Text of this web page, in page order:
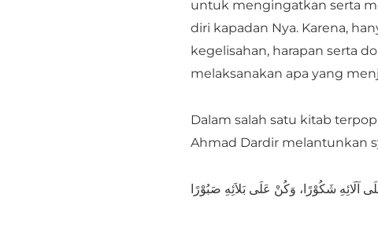
untuk mengingatkan serta
diri kapadan Nya. Karena,
kegelisahan, harapan serta
melaksanakan apa yang
Dalam salah satu kitab
Ahmad Dardir melantunkan
آلَائِهِ شَكُوْرًا، وَكُنْ عَلَى بَلاَئِهِ صَبُوْرًا